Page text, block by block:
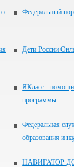
Федеральный
Дети России
ЯКласс -
программы
Федеральная
образования и
НАВИГАТОР